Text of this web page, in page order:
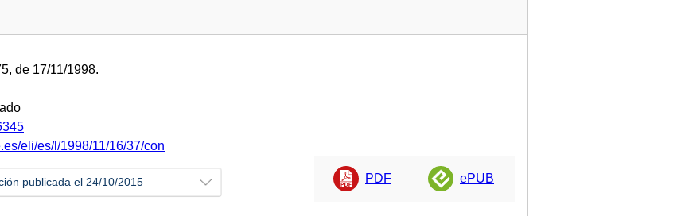
de 17/11/1998.
eli/es/l/1998/11/16/37/con
publicada el 24/10/2015 PDF ePUB